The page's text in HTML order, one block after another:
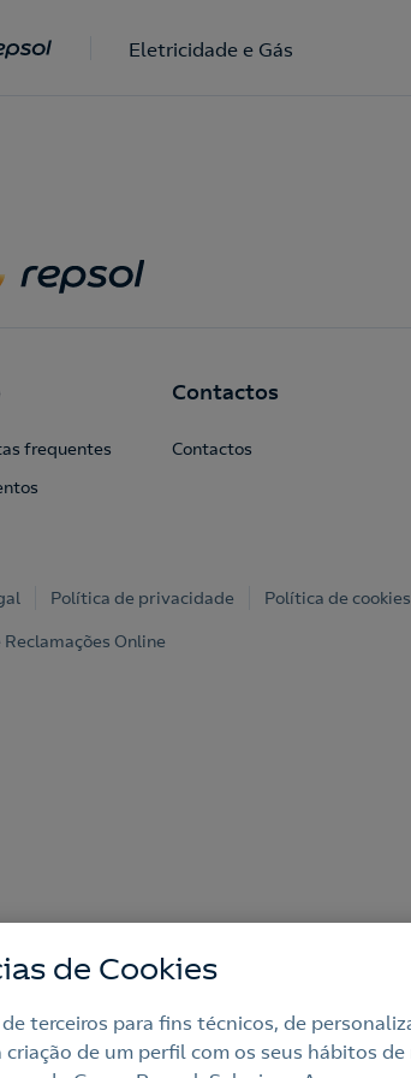
Eletricidade e Gás
frequentes
Contactos
Contactos
Política de privacidade Política de cookies
Reclamações Online
de Cookies
terceiros para fins técnicos, de
de um perfil com os seus hábitos